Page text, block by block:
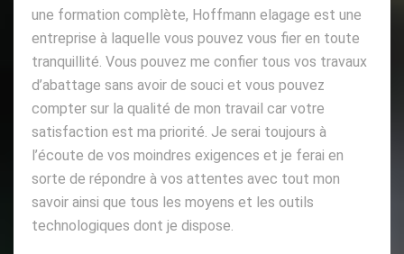
une formation complète, Hoffmann elagage est une
entreprise à laquelle vous pouvez vous fier en toute
tranquillité. Vous pouvez me confier tous vos travaux
d’abattage sans avoir de souci et vous pouvez
compter sur la qualité de mon travail car votre
satisfaction est ma priorité. Je serai toujours à
l’écoute de vos moindres exigences et je ferai en
sorte de répondre à vos attentes avec tout mon
savoir ainsi que tous les moyens et les outils
technologiques dont je dispose.